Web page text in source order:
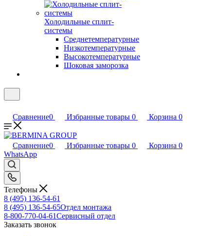
Холодильные сплит-
системы
Среднетемпературные
Низкотемпературные
Высокотемпературные
Шоковая заморозка
Сравнение0 Избранные товары 0 Корзина 0
Сравнение0 Избранные товары 0 Корзина 0
WhatsApp
Телефоны
8 (495) 136-54-61
8 (495) 136-54-65Отдел монтажа
8-800-770-04-61Сервисный отдел
Заказать звонок